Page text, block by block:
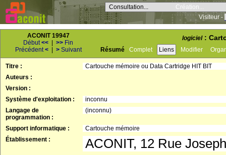
Consultation...
Création...
Visiteur -
ACONIT 19947
Début<< >> Fin
Précédent< > Suivant
logiciel:
Résumé Complet Liens Modifier
Titre :
Cartouche mémoire ou Data Cartridge HIT BIT
Auteurs :
Version :
Système d'exploitation :
inconnu
Langage de
programmation :
(inconnu)
Support informatique :
Cartouche mémoire
Établissement :
ACONIT, 12 Rue